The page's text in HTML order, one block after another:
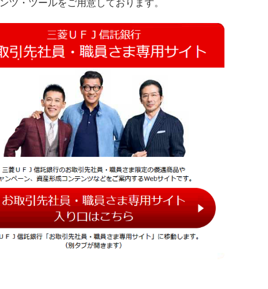
ツ・ツールをご用意しております。